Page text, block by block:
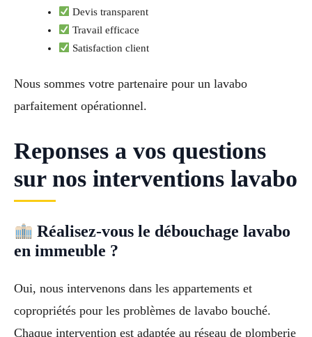
Devis transparent
Travail efficace
Satisfaction client
Nous sommes votre partenaire pour un lavabo
parfaitement opérationnel.
Reponses a vos questions
sur nos interventions lavabo
Réalisez-vous le débouchage lavabo
en immeuble ?
Oui, nous intervenons dans les appartements et
copropriétés pour les problèmes de lavabo bouché.
Chaque intervention est adaptée au réseau de plomberie